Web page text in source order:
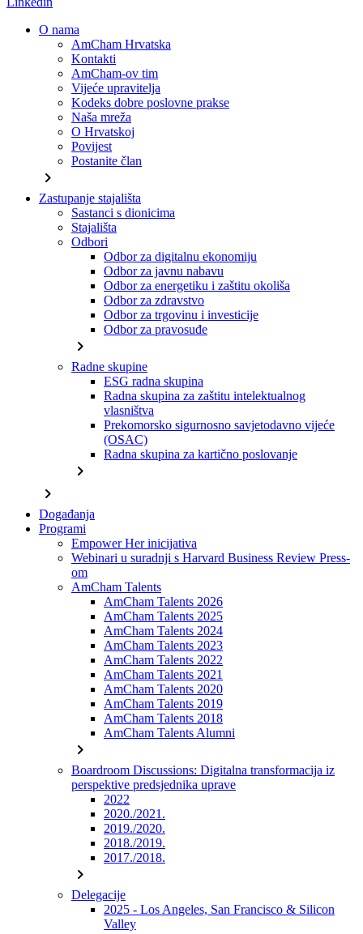
O nama
AmCham Hrvatska
Kontakti
AmCham-ov tim
Vijeće upravitelja
Kodeks dobre poslovne prakse
Naša mreža
O Hrvatskoj
Povijest
Postanite član
chevron_right
Zastupanje stajališta
Sastanci s dionicima
Stajališta
Odbori
Odbor za digitalnu ekonomiju
Odbor za javnu nabavu
Odbor za energetiku i zaštitu okoliša
Odbor za zdravstvo
Odbor za trgovinu i investicije
Odbor za pravosuđe
chevron_right
Radne skupine
ESG radna skupina
Radna skupina za zaštitu intelektualnog
vlasništva
Prekomorsko sigurnosno savjetodavno vijeće
(OSAC)
Radna skupina za kartično poslovanje
chevron_right
chevron_right
Događanja
Programi
Empower Her inicijativa
Webinari u suradnji s Harvard Business Review Press-
om
AmCham Talents
AmCham Talents 2026
AmCham Talents 2025
AmCham Talents 2024
AmCham Talents 2023
AmCham Talents 2022
AmCham Talents 2021
AmCham Talents 2020
AmCham Talents 2019
AmCham Talents 2018
AmCham Talents Alumni
chevron_right
Boardroom Discussions: Digitalna transformacija iz
perspektive predsjednika uprave
2022
2020./2021.
2019./2020.
2018./2019.
2017./2018.
chevron_right
Delegacije
2025 - Los Angeles, San Francisco & Silicon
Valley